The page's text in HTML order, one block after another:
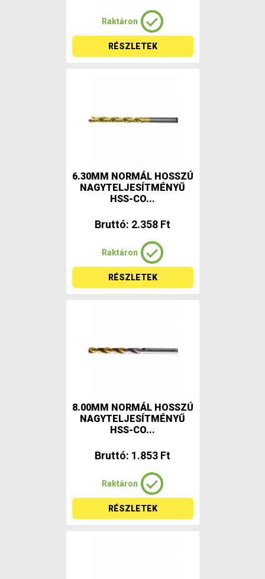
Raktáron
RÉSZLETEK
6.30MM NORMÁL HOSSZÚ
NAGYTELJESÍTMÉNYŰ
HSS-CO...
Bruttó: 2.358 Ft
Raktáron
RÉSZLETEK
8.00MM NORMÁL HOSSZÚ
NAGYTELJESÍTMÉNYŰ
HSS-CO...
Bruttó: 1.853 Ft
Raktáron
RÉSZLETEK